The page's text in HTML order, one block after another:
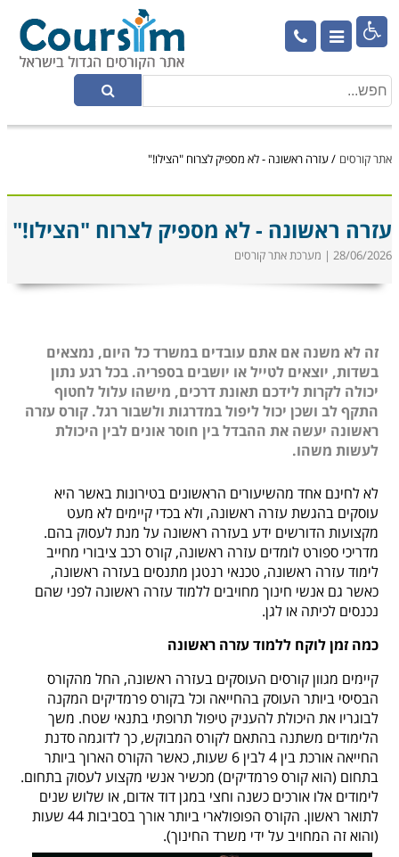

אתר קורסים /עזרה ראשונה - לא מספיק לצרוח "הצילו!"
עזרה ראשונה - לא מספיק לצרוח "הצילו!"
28/06/2026 | מערכת אתר קורסים
זה לא משנה אם אתם עובדים במשרד כל היום, נמצאים
בשדות, יוצאים לטייל או יושבים בספריה. בכל רגע נתון
יכולה לקרות לידכם תאונת דרכים, מישהו עלול לחטוף
התקף לב ושכן יכול ליפול במדרגות ולשבור רגל. קורס עזרה
ראשונה יעשה את ההבדל בין חוסר אונים לבין היכולת
לעשות משהו.
לא לחינם אחד מהשיעורים הראשונים בטירונות באשר היא
עוסקים בהגשת עזרה ראשונה, ולא בכדי קיימים לא מעט
מקצועות הדורשים ידע בעזרה ראשונה על מנת לעסוק בהם.
מדריכי ספורט לומדים עזרה ראשונה, קורס רכב ציבורי מחייב
לימוד עזרה ראשונה, טכנאי רנטגן מתנסים בעזרה ראשונה,
כאשר גם אנשי חינוך מחויבים ללמוד עזרה ראשונה לפני שהם
נכנסים לכיתה או לגן.
כמה זמן לוקח ללמוד עזרה ראשונה
קיימים מגוון קורסים העוסקים בעזרה ראשונה, החל מהקורס
הבסיסי ביותר העוסק בהחייאה וכל בקורס פרמדיקים המקנה
לבוגריו את היכולת להעניק טיפול תרופתי בתנאי שטח. משך
הלימודים משתנה בהתאם לקורס המבוקש, כך לדוגמה סדנת
החייאה אורכת בין 4 לבין 6 שעות, כאשר הקורס הארוך ביותר
בתחום (הוא קורס פרמדיקים) מכשיר אנשי מקצוע לעסוק בתחום.
לימודים אלו אורכים כשנה וחצי במגן דוד אדום, או שלוש שנים
לתואר ראשון.
הקורס הפופולארי ביותר אורך בסביבות 44 שעות
(והוא זה המחויב על ידי משרד החינוך).